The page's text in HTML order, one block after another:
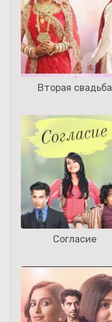
Вторая свадьба
Согласие